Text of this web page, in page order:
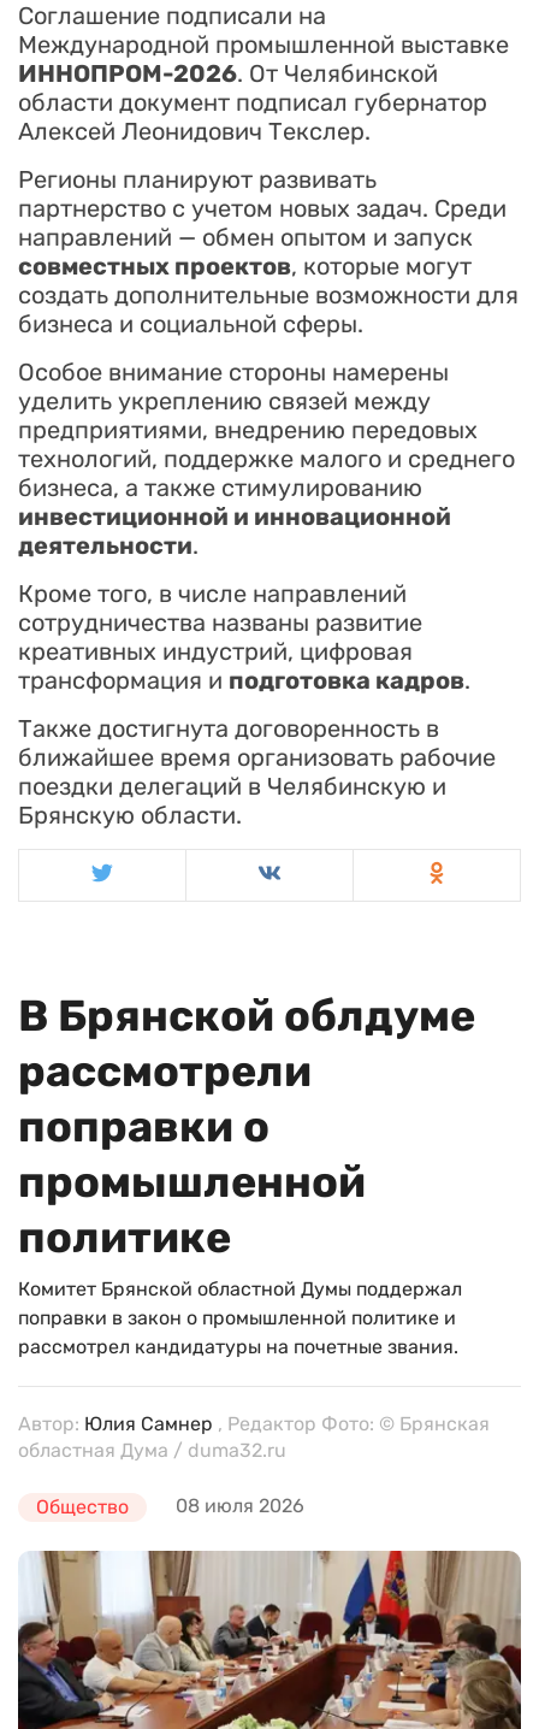
Соглашение подписали на
Международной промышленной выставке
ИННОПРОМ-2026. От Челябинской
области документ подписал губернатор
Алексей Леонидович Текслер.
Регионы планируют развивать
партнерство с учетом новых задач. Среди
направлений — обмен опытом и запуск
совместных проектов, которые могут
создать дополнительные возможности для
бизнеса и социальной сферы.
Особое внимание стороны намерены
уделить укреплению связей между
предприятиями, внедрению передовых
технологий, поддержке малого и среднего
бизнеса, а также стимулированию
инвестиционной и инновационной
деятельности.
Кроме того, в числе направлений
сотрудничества названы развитие
креативных индустрий, цифровая
трансформация и подготовка кадров.
Также достигнута договоренность в
ближайшее время организовать рабочие
поездки делегаций в Челябинскую и
Брянскую области.
В Брянской облдуме
рассмотрели
поправки о
промышленной
политике
Комитет Брянской областной Думы поддержал
поправки в закон о промышленной политике и
рассмотрел кандидатуры на почетные звания.
Автор: Юлия Самнер , Редактор Фото: © Брянская
областная Дума / duma32.ru
Общество 08 июля 2026